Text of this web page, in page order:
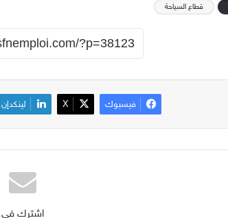
قطاع السياحة
فيسبوك ‫X لينكدإن
اشترك في